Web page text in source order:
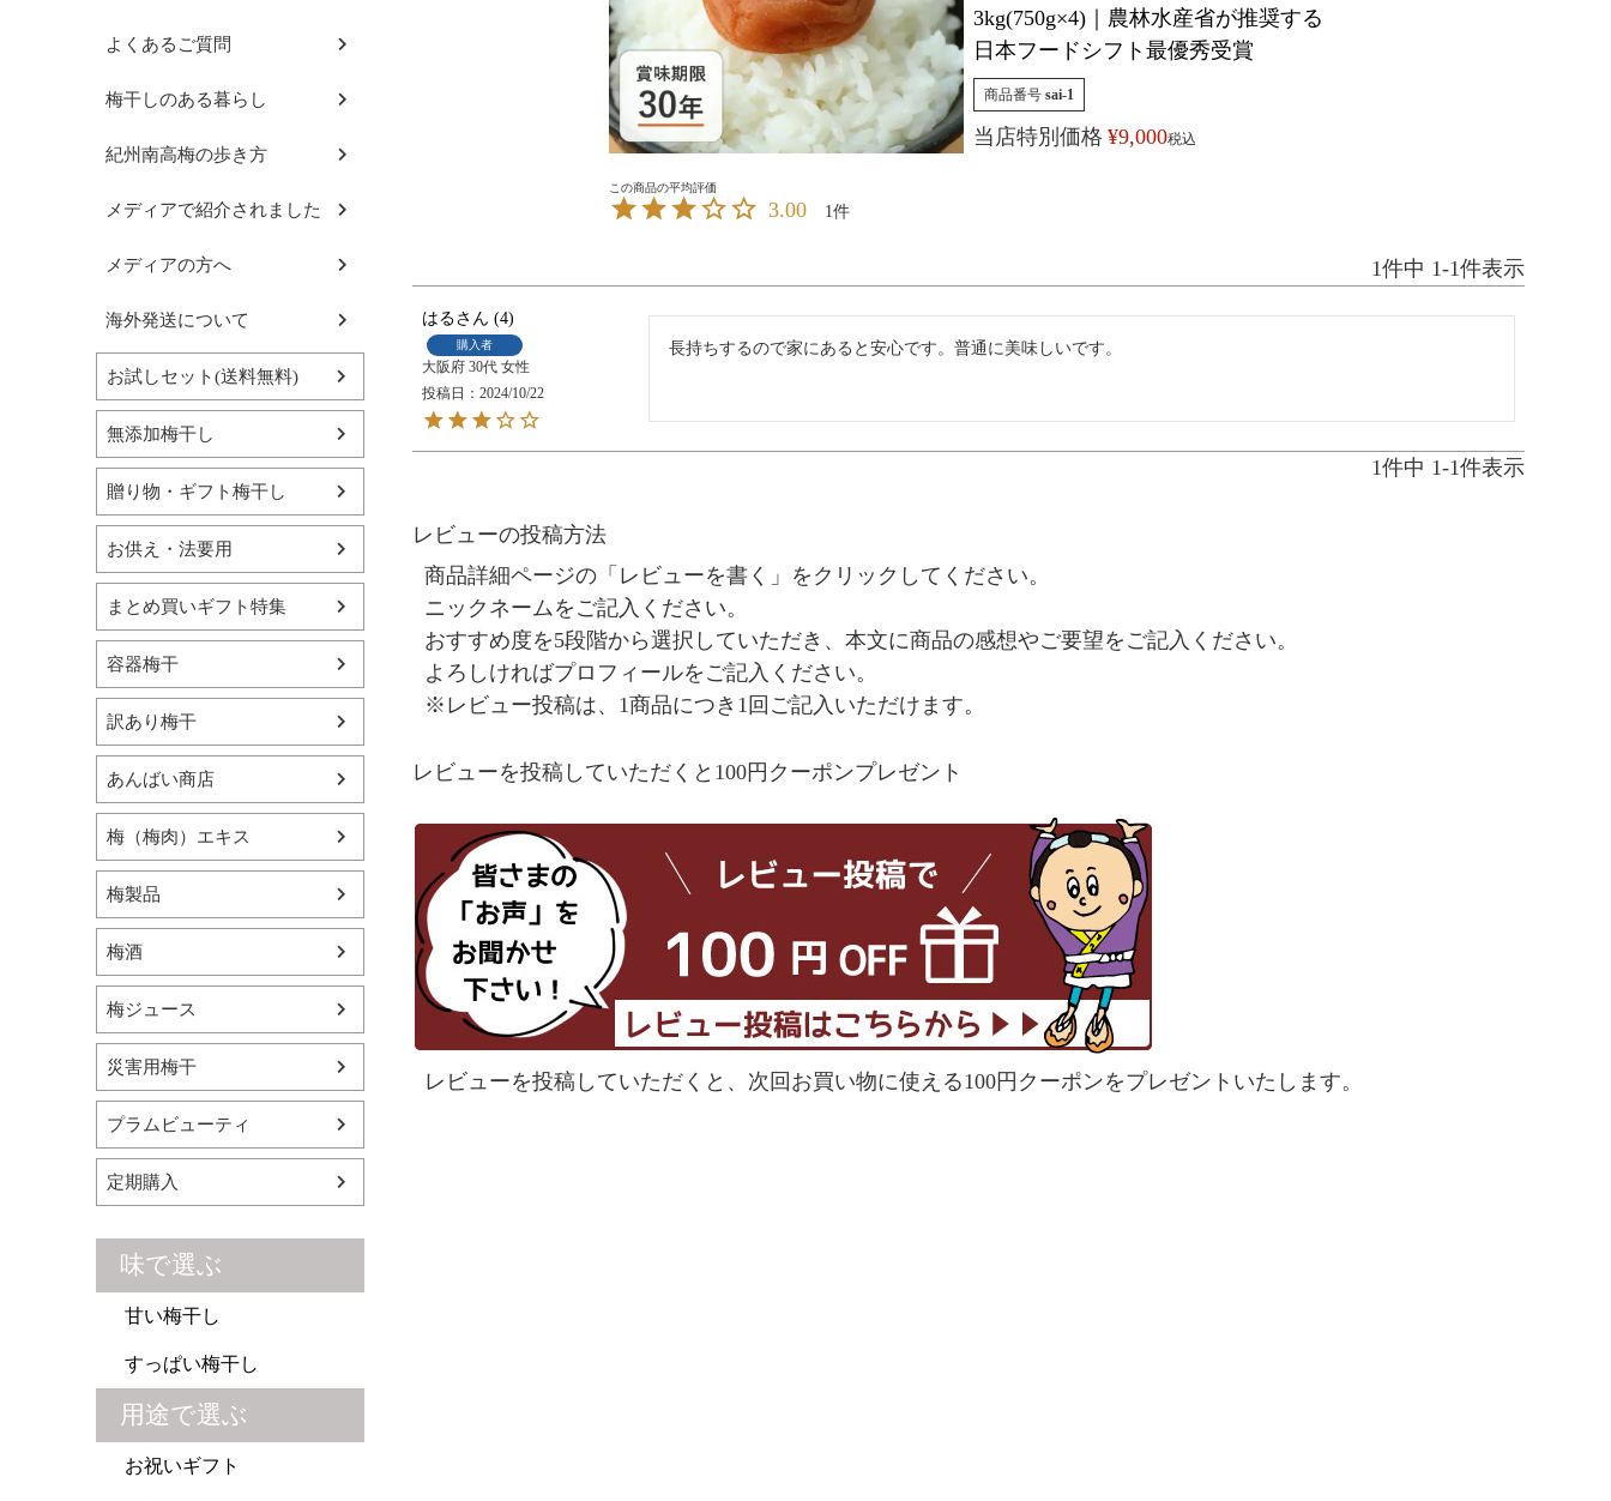
よくあるご質問
梅干しのある暮らし
紀州南高梅の歩き方
メディアで紹介されました
メディアの方へ
海外発送について
お試しセット(送料無料)
無添加梅干し
贈り物・ギフト梅干し
お供え・法要用
まとめ買いギフト特集
容器梅干
訳あり梅干
あんばい商店
梅（梅肉）エキス
梅製品
梅酒
梅ジュース
災害用梅干
プラムビューティ
定期購入
味で選ぶ
甘い梅干し
すっぱい梅干し
用途で選ぶ
お祝いギフト
3kg(750g×4)｜農林水産省が推奨する
日本フードシフト最優秀受賞
商品番号 sai-1
当店特別価格 ¥9,000税込
3.00 1
1件中 1-1件表示
はる 4
購入者
大阪府 30代 女性
投稿日
2024/10/22
長持ちするので家にあると安心です。普通に美味しいです。
1件中 1-1件表示
レビューの投稿方法
商品詳細ページの「レビューを書く」をクリックしてください。
ニックネームをご記入ください。
おすすめ度を5段階から選択していただき、本文に商品の感想やご要望をご記入ください。
よろしければプロフィールをご記入ください。
※レビュー投稿は、1商品につき1回ご記入いただけます。
レビューを投稿していただくと100円クーポンプレゼント
レビューを投稿していただくと、次回お買い物に使える100円クーポンをプレゼントいたします。